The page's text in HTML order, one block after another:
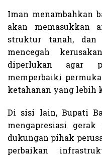
Iman menambahkan
akan memasukkan
struktur tanah, dan
mencegah
diperlukan agar
memperbaiki
ketahanan yang lebih
Di sisi lain, Bupati
mengapresiasi
dukungan pihak
perbaikan